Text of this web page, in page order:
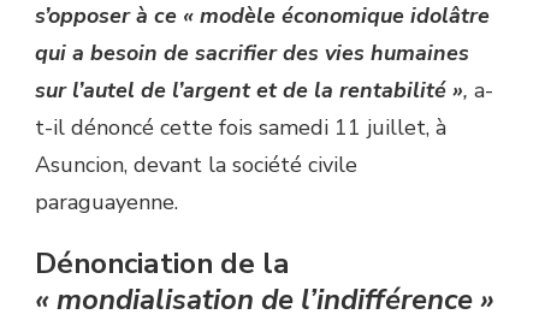
s’opposer à ce « modèle économique idolâtre
qui a besoin de sacrifier des vies humaines
sur l’autel de l’argent et de la rentabilité », a-
t-il dénoncé cette fois samedi 11 juillet, à
Asuncion, devant la société civile
paraguayenne.
Dénonciation de la
« mondialisation de l’indifférence »